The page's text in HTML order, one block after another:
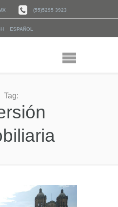
(55)5295 3923
ESPAÑOL
Tag: